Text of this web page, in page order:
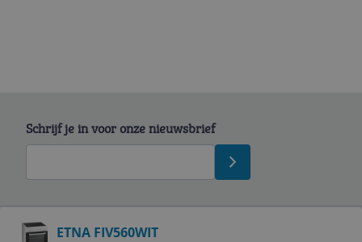
ETNA FIV560WIT
Schrijf je in voor onze nieuwsbrief